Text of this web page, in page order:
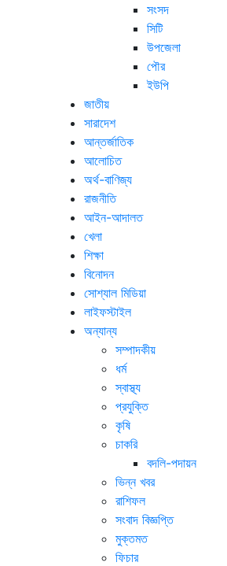
সংসদ
সিটি
উপজেলা
পৌর
ইউপি
জাতীয়
সারাদেশ
আন্তর্জাতিক
আলোচিত
অর্থ-বাণিজ্য
রাজনীতি
আইন-আদালত
খেলা
শিক্ষা
বিনোদন
সোশ্যাল মিডিয়া
লাইফস্টাইল
অন্যান্য
সম্পাদকীয়
ধর্ম
স্বাস্থ্য
প্রযুক্তি
কৃষি
চাকরি
বদলি-পদায়ন
ভিন্ন খবর
রাশিফল
সংবাদ বিজ্ঞপ্তি
মুক্তমত
ফিচার